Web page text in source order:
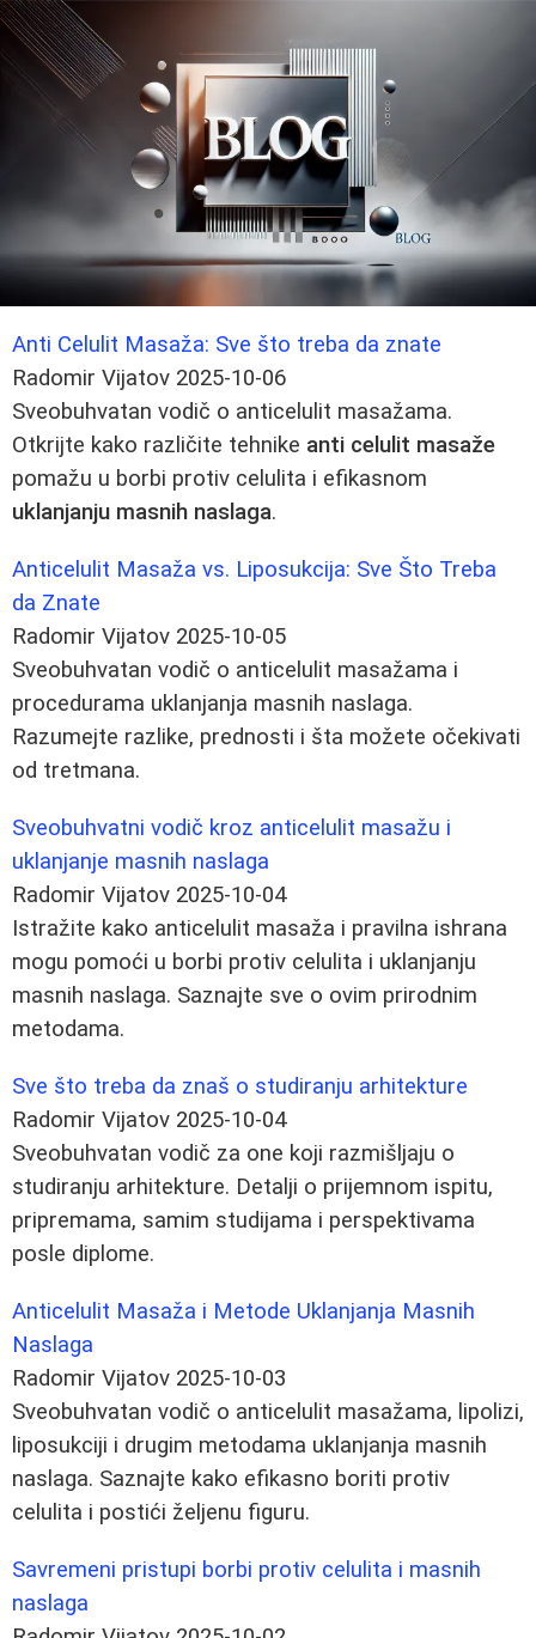
Anti Celulit Masaža: Sve što treba da znate
Radomir Vijatov 2025-10-06
Sveobuhvatan vodič o anticelulit masažama.
Otkrijte kako različite tehnike anti celulit masaže
pomažu u borbi protiv celulita i efikasnom
uklanjanju masnih naslaga.
Anticelulit Masaža vs. Liposukcija: Sve Što Treba
da Znate
Radomir Vijatov 2025-10-05
Sveobuhvatan vodič o anticelulit masažama i
procedurama uklanjanja masnih naslaga.
Razumejte razlike, prednosti i šta možete očekivati
od tretmana.
Sveobuhvatni vodič kroz anticelulit masažu i
uklanjanje masnih naslaga
Radomir Vijatov 2025-10-04
Istražite kako anticelulit masaža i pravilna ishrana
mogu pomoći u borbi protiv celulita i uklanjanju
masnih naslaga. Saznajte sve o ovim prirodnim
metodama.
Sve što treba da znaš o studiranju arhitekture
Radomir Vijatov 2025-10-04
Sveobuhvatan vodič za one koji razmišljaju o
studiranju arhitekture. Detalji o prijemnom ispitu,
pripremama, samim studijama i perspektivama
posle diplome.
Anticelulit Masaža i Metode Uklanjanja Masnih
Naslaga
Radomir Vijatov 2025-10-03
Sveobuhvatan vodič o anticelulit masažama, lipolizi,
liposukciji i drugim metodama uklanjanja masnih
naslaga. Saznajte kako efikasno boriti protiv
celulita i postići željenu figuru.
Savremeni pristupi borbi protiv celulita i masnih
naslaga